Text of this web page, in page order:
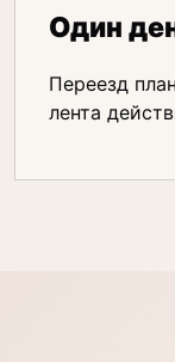
Один
Переезд
лента